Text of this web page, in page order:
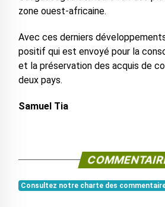
zone ouest-africaine.
Avec ces derniers
positif qui est envoyé pour la
et la préservation des acquis de
deux pays.
Samuel Tia
Consultez notre charte des